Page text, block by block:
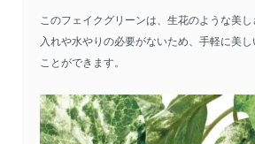
このフェイクグリーンは、生花のような美
入れや水やりの必要がないため、手軽に美
ことができます。